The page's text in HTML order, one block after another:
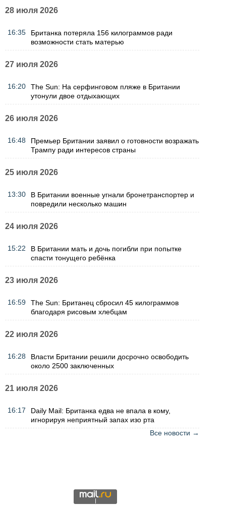
28 июля 2026
16:35
Британка потеряла 156 килограммов ради
возможности стать матерью
27 июля 2026
16:20
The Sun: На серфинговом пляже в Британии
утонули двое отдыхающих
26 июля 2026
16:48
Премьер Британии заявил о готовности возражать
Трампу ради интересов страны
25 июля 2026
13:30
В Британии военные угнали бронетранспортер и
повредили несколько машин
24 июля 2026
15:22
В Британии мать и дочь погибли при попытке
спасти тонущего ребёнка
23 июля 2026
16:59
The Sun: Британец сбросил 45 килограммов
благодаря рисовым хлебцам
22 июля 2026
16:28
Власти Британии решили досрочно освободить
около 2500 заключенных
21 июля 2026
16:17
Daily Mail: Британка едва не впала в кому,
игнорируя неприятный запах изо рта
Все новости →